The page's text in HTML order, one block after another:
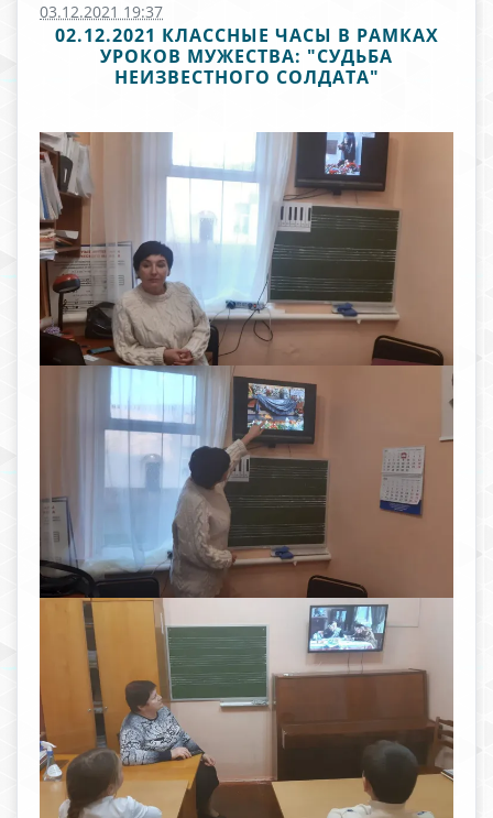
03.12.2021 19:37
02.12.2021 КЛАССНЫЕ ЧАСЫ В РАМКАХ
УРОКОВ МУЖЕСТВА: "СУДЬБА
НЕИЗВЕСТНОГО СОЛДАТА"